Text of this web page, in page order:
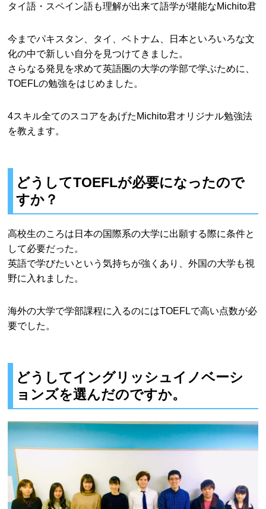
タイ語・スペイン語も理解が出来て語学が堪能なMichito君
今までパキスタン、タイ、ベトナム、日本といろいろな文
化の中で新しい自分を見つけてきました。
さらなる発見を求めて英語圏の大学の学部で学ぶために、
TOEFLの勉強をはじめました。
4スキル全てのスコアをあげたMichito君オリジナル勉強法
を教えます。
どうしてTOEFLが必要になったので
すか？
高校生のころは日本の国際系の大学に出願する際に条件と
して必要だった。
英語で学びたいという気持ちが強くあり、外国の大学も視
野に入れました。
海外の大学で学部課程に入るのにはTOEFLで高い点数が必
要でした。
どうしてイングリッシュイノベーシ
ョンズを選んだのですか。